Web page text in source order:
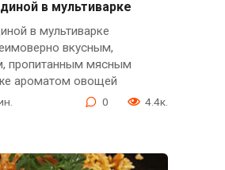
в мультиварке
в мультиварке
вкусным,
пропитанным мясным
ароматом овощей
0 4.4к.